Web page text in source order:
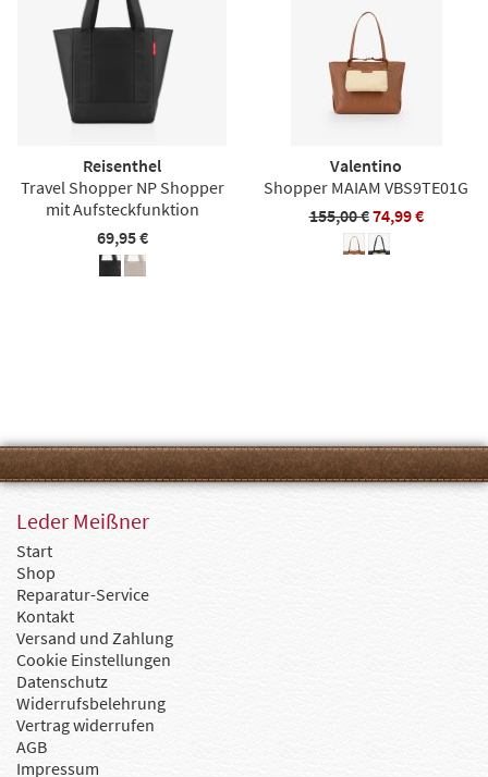
Reisenthel
Travel Shopper NP Shopper
mit Aufsteckfunktion
69,95 €
Valentino
Shopper MAIAM VBS9TE01G
155,00 €74,99 €
Leder Meißner
Start
Shop
Reparatur-Service
Kontakt
Versand und Zahlung
Cookie Einstellungen
Datenschutz
Widerrufsbelehrung
Vertrag widerrufen
AGB
Impressum